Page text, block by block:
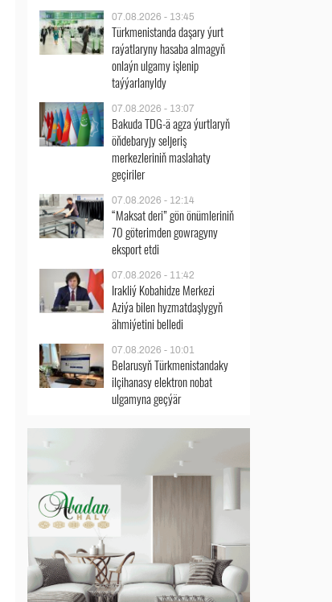
07.08.2026 - 13:45
Türkmenistanda daşary ýurt
raýatlaryny hasaba almagyň
onlaýn ulgamy işlenip
taýýarlanyldy
07.08.2026 - 13:07
Bakuda TDG-ä agza ýurtlaryň
öňdebaryjy seljeriş
merkezleriniň maslahaty
geçiriler
07.08.2026 - 12:14
“Maksat deri” gön önümleriniň
70 göterimden gowragyny
eksport etdi
07.08.2026 - 11:42
Irakliý Kobahidze Merkezi
Aziýa bilen hyzmatdaşlygyň
ähmiýetini belledi
07.08.2026 - 10:01
Belarusyň Türkmenistandaky
ilçihanasy elektron nobat
ulgamyna geçýär